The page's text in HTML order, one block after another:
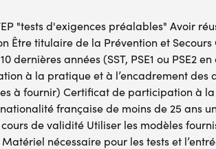
"tests d'exigences préalables" Avoir
Être titulaire de la Prévention et
dernières années (SST, PSE1 ou PSE2
à la pratique et à l’encadrement des
à fournir) Certificat de participation à
française de moins de 25 ans
de validité Utiliser les modèles
nécessaire pour les tests et